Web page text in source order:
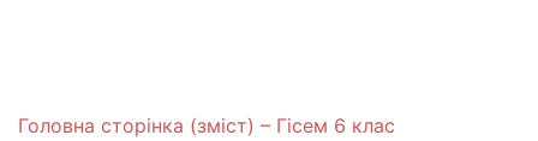
Головна сторінка (зміст) – Гісем 6 клас